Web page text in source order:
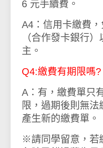
6 元手續費。
A4：信用卡繳費
（合作發卡銀行
主。
Q4:繳費有期限嗎?
A：有，繳費單只
限，過期後則無
產生新的繳費單。
※請同學留意，若